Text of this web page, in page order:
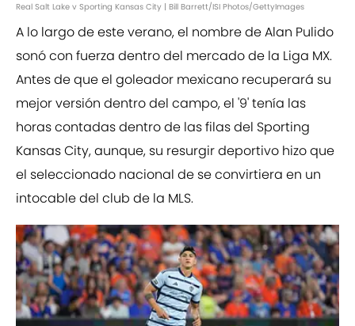
Real Salt Lake v Sporting Kansas City | Bill Barrett/ISI Photos/GettyImages
A lo largo de este verano, el nombre de Alan Pulido
sonó con fuerza dentro del mercado de la Liga MX.
Antes de que el goleador mexicano recuperará su
mejor versión dentro del campo, el '9' tenía las
horas contadas dentro de las filas del Sporting
Kansas City, aunque, su resurgir deportivo hizo que
el seleccionado nacional de se convirtiera en un
intocable del club de la MLS.